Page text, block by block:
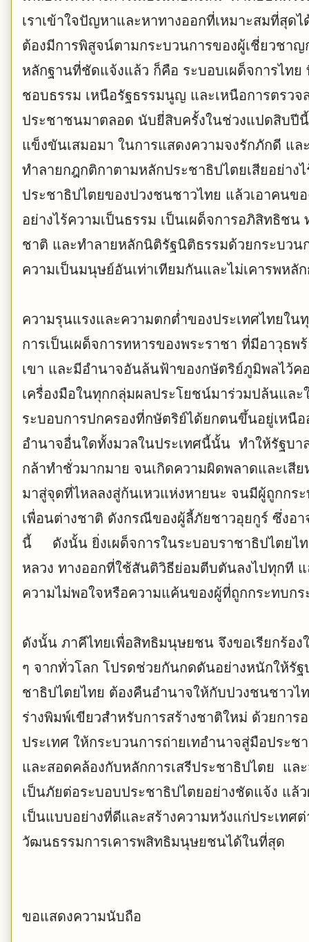
เราเข้าใจปัญหาและหาทางออกที่เหมาะสมที่สุ
ต้องมีการพิสูจน์ตามกระบวนการของผู้เชี่ยวชา
หลักฐานที่ชัดแจ้งแล้ว ก็คือ ระบอบเผด็จการไท
ชอบธรรม เหนือรัฐธรรมนูญ และเหนือการตรว
ประชาชนมาตลอด นับยี่สิบครั้งในช่วงแปดสิบปี
แข็งขันเสมอมา ในการแสดงความจงรักภักดี แ
ทำลายกฎกติกาตามหลักประชาธิปไตยเสียอย่า
ประชาธิปไตยของปวงชนชาวไทย แล้วเอาคนข
อย่างไร้ความเป็นธรรม เป็นเผด็จการอภิสิทธิช
ชาติ และทำลายหลักนิติรัฐนิติธรรมด้วยกระบว
ความเป็นมนุษย์อันเท่าเทียมกันและไม่เคารพห
ความรุนแรงและความตกต่ำของประเทศไทยใ
การเป็นเผด็จการทหารของพระราชา ที่มีอาวุธ
เขา และมีอำนาจอันล้นฟ้าของกษัตริย์ภูมิพลไว้
เครื่องมือในทุกกลุ่มผลประโยชน์มาร่วมปล้นแล
ระบอบการปกครองที่กษัตริย์ได้ยกตนขึ้นอยู่เหนื
อำนาจอื่นใดทั้งมวลในประเทศนี้นั้น ทำให้รัฐบา
กล้าทำชั่วมากมาย จนเกิดความผิดพลาดและเสี
มาสู่จุดที่ไหลลงสู่ก้นเหวแห่งหายนะ จนมีผู้ถูกก
เพื่อนต่างชาติ ดังกรณีของผู้ลี้ภัยชาวอุยกูร์ ซึ่งอ
นี้ ดังนั้น ยิ่งเผด็จการในระบอบราชาธิปไตยไ
หลวง ทางออกที่ใช้สันติวิธีย่อมตีบตันลงไปทุกที
ความไม่พอใจหรือความแค้นของผู้ที่ถูกกระทบก
ดังนั้น ภาคีไทยเพื่อสิทธิมนุษยชน จึงขอเรียกร้อ
ๆ จากทั่วโลก โปรดช่วยกันกดดันอย่างหนักให้รั
ชาธิปไตยไทย ต้องคืนอำนาจให้กับปวงชนชาวไ
ร่างพิมพ์เขียวสำหรับการสร้างชาติใหม่ ด้วยกา
ประเทศ ให้กระบวนการถ่ายเทอำนาจสู่มือประ
และสอดคล้องกับหลักการเสรีประชาธิปไตย แ
เป็นภัยต่อระบอบประชาธิปไตยอย่างชัดแจ้ง แล้
เป็นแบบอย่างที่ดีและสร้างความหวังแก่ประเทศ
วัฒนธรรมการเคารพสิทธิมนุษยชนได้ในที่สุด
ขอแสดงความนับถือ